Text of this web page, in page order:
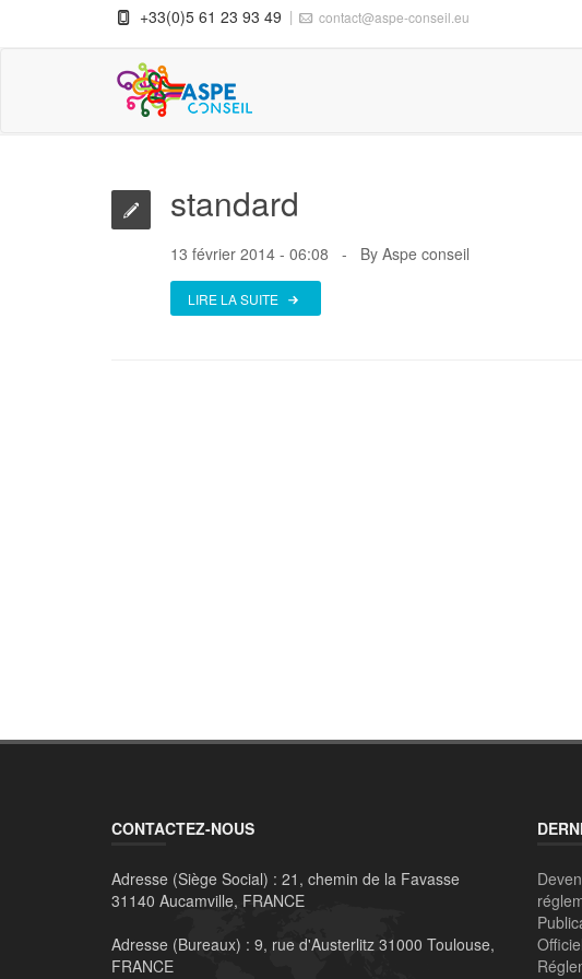
+33(0)5 61 23 93 49 contact@aspe-conseil.eu
ARCHIVES
standard
13 février 2014 - 06:08 By Aspe conseil
LIRE LA SUITE
CONTACTEZ-NOUS
Adresse (Siège Social) : 21, chemin de la Favasse
31140 Aucamville, FRANCE
Adresse (Bureaux) : 9, rue d'Austerlitz 31000 Toulouse,
FRANCE